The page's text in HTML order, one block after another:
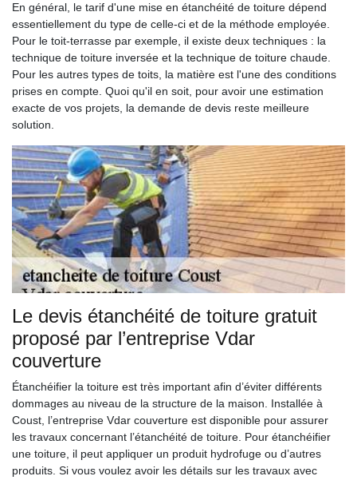
En général, le tarif d'une mise en étanchéité de toiture dépend
essentiellement du type de celle-ci et de la méthode employée.
Pour le toit-terrasse par exemple, il existe deux techniques : la
technique de toiture inversée et la technique de toiture chaude.
Pour les autres types de toits, la matière est l'une des conditions
prises en compte. Quoi qu'il en soit, pour avoir une estimation
exacte de vos projets, la demande de devis reste meilleure
solution.
Le devis étanchéité de toiture gratuit
proposé par l’entreprise Vdar
couverture
Étanchéifier la toiture est très important afin d’éviter différents
dommages au niveau de la structure de la maison. Installée à
Coust, l’entreprise Vdar couverture est disponible pour assurer
les travaux concernant l’étanchéité de toiture. Pour étanchéifier
une toiture, il peut appliquer un produit hydrofuge ou d’autres
produits. Si vous voulez avoir les détails sur les travaux avec